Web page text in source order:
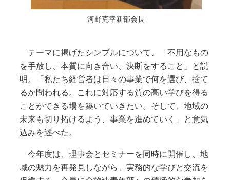
河野克幸新部会長
テーマに掲げたシンプルについて、「不用なもの
を手放し、本質に向き合い、決断をすること」と説
明。「私たち経営者は日々の事業で何を選び、捨て
るか問われる。これに対応する質の高い学びを得る
ことができる場を築いていきたい。そして、地域の
未来も切り拓けるよう、事業を進めていく」と意気
込みを述べた。
今年度は、理事会とセミナーを同時に開催し、地
域の魅力を再発見しながら、実務的な学びと交流を